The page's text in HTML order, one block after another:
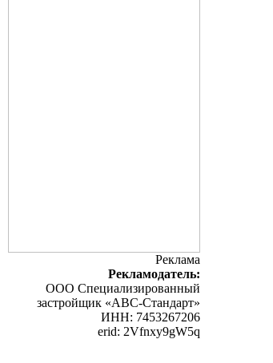
Реклама
Рекламодатель:
ООО Специализированный
застройщик «АВС-Стандарт»
ИНН: 7453267206
erid: 2Vfnxy9gW5q